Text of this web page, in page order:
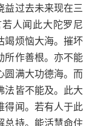
益过去未来现在三
人闻此大陀罗尼
竭烦恼大海。摧坏
所作善根。亦不能
圆满大功德海。而
法皆不能及。此大
得闻。若有人于此
总持。能活慧命住